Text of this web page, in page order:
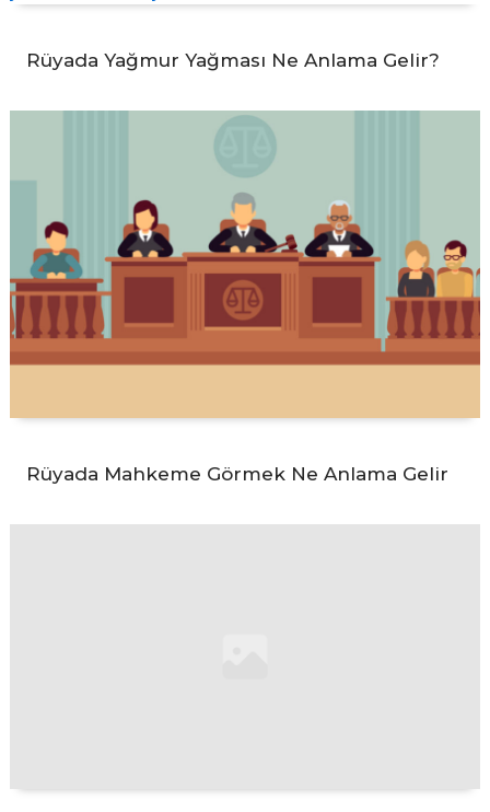
Rüyada Yağmur Yağması Ne Anlama Gelir?
Rüyada Mahkeme Görmek Ne Anlama Gelir